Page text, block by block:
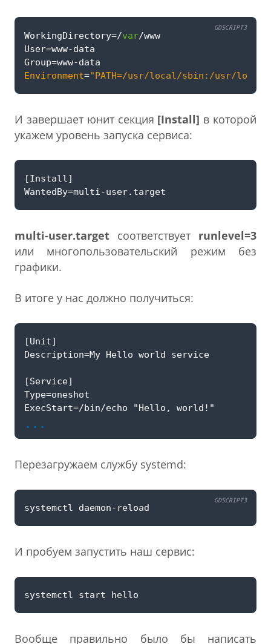
WorkingDirectory=/var/www
User=www-data
Group=www-data
Environment="PATH=/usr/local/sbin:/usr/
GDSCRIPT3
И завершает юнит секция [Install] в которой
укажем уровень запуска сервиса:
multi-user.target соответствует runlevel=3
или многопользовательский режим без
графики.
В итоге у нас должно получиться:
...
Перезагружаем службу systemd:
systemctl daemon- reload
GDSCRIPT3
И пробуем запустить наш сервис:
Вообще правильно было бы написать